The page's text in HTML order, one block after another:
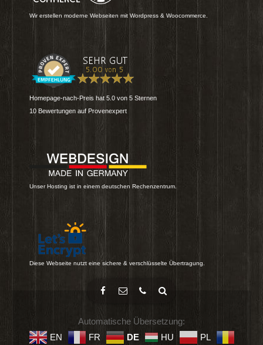
Wir erstellen moderne Webseiten mit Wordpress & Woocommerce.
Homepage-nach-Preis hat 5.0 von 5 Sternen
10 Bewertungen auf Provenexpert
Unser Hosting ist in einem deutschen Rechenzentrum.
Diese Webseite nutzt eine sichere & verschlüsselte Übertragung.
Automatische Übersetzung:
EN
FR DE HU PL